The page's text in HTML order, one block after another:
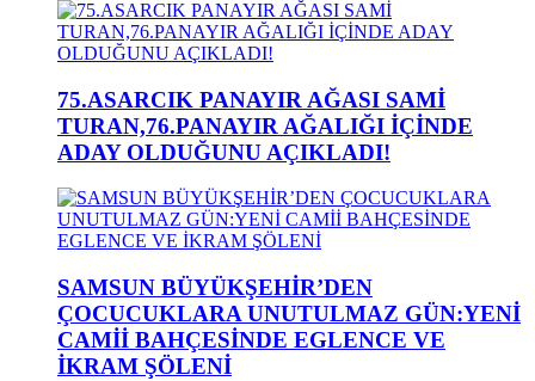
75.ASARCIK PANAYIR AĞASI SAMİ
TURAN,76.PANAYIR AĞALIĞI İÇİNDE
ADAY OLDUĞUNU AÇIKLADI!
SAMSUN BÜYÜKŞEHİR’DEN
ÇOCUCUKLARA UNUTULMAZ GÜN:YENİ
CAMİİ BAHÇESİNDE EGLENCE VE
İKRAM ŞÖLENİ